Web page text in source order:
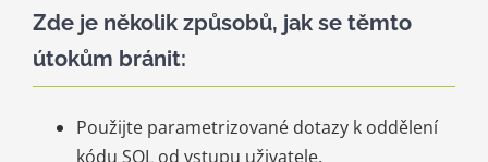
Zde je několik způsobů, jak se těmto
útokům bránit:
Použijte parametrizované dotazy k oddělení
kódu SQL od vstupu uživatele.